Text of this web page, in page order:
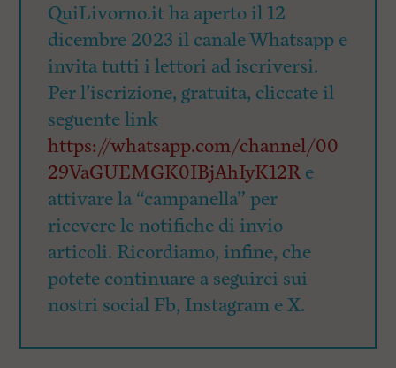
QuiLivorno.it ha aperto il 12
dicembre 2023 il canale Whatsapp e
invita tutti i lettori ad iscriversi.
Per l’iscrizione, gratuita, cliccate il
seguente link
https://whatsapp.com/channel/00
29VaGUEMGK0IBjAhIyK12Re
attivare la “campanella” per
ricevere le notifiche di invio
articoli. Ricordiamo, infine, che
potete continuare a seguirci sui
nostri social Fb, Instagram e X.